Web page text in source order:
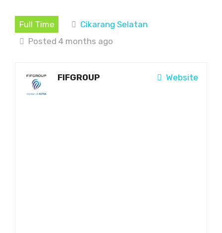
Full Time
Cikarang Selatan
Posted 4 months ago
Website
FIFGROUP